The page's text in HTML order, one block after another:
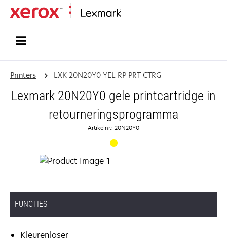
Printers LXK 20N20Y0 YEL RP PRT CTRG
Lexmark 20N20Y0 gele printcartridge in
retourneringsprogramma
Artikelnr.: 20N20Y0
FUNCTIES
Kleurenlaser